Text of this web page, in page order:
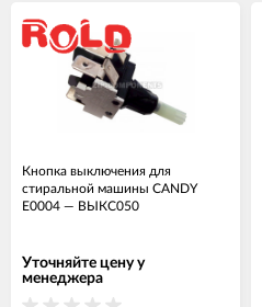
Кнопка выключения для
стиральной машины CANDY
E0004 — ВЫКС050
Уточняйте цену у
менеджера